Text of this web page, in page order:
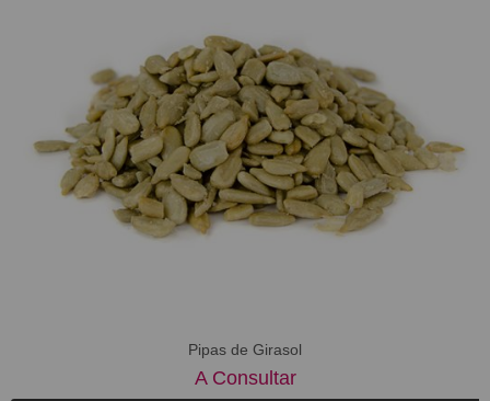
Pipas de Girasol
A Consultar